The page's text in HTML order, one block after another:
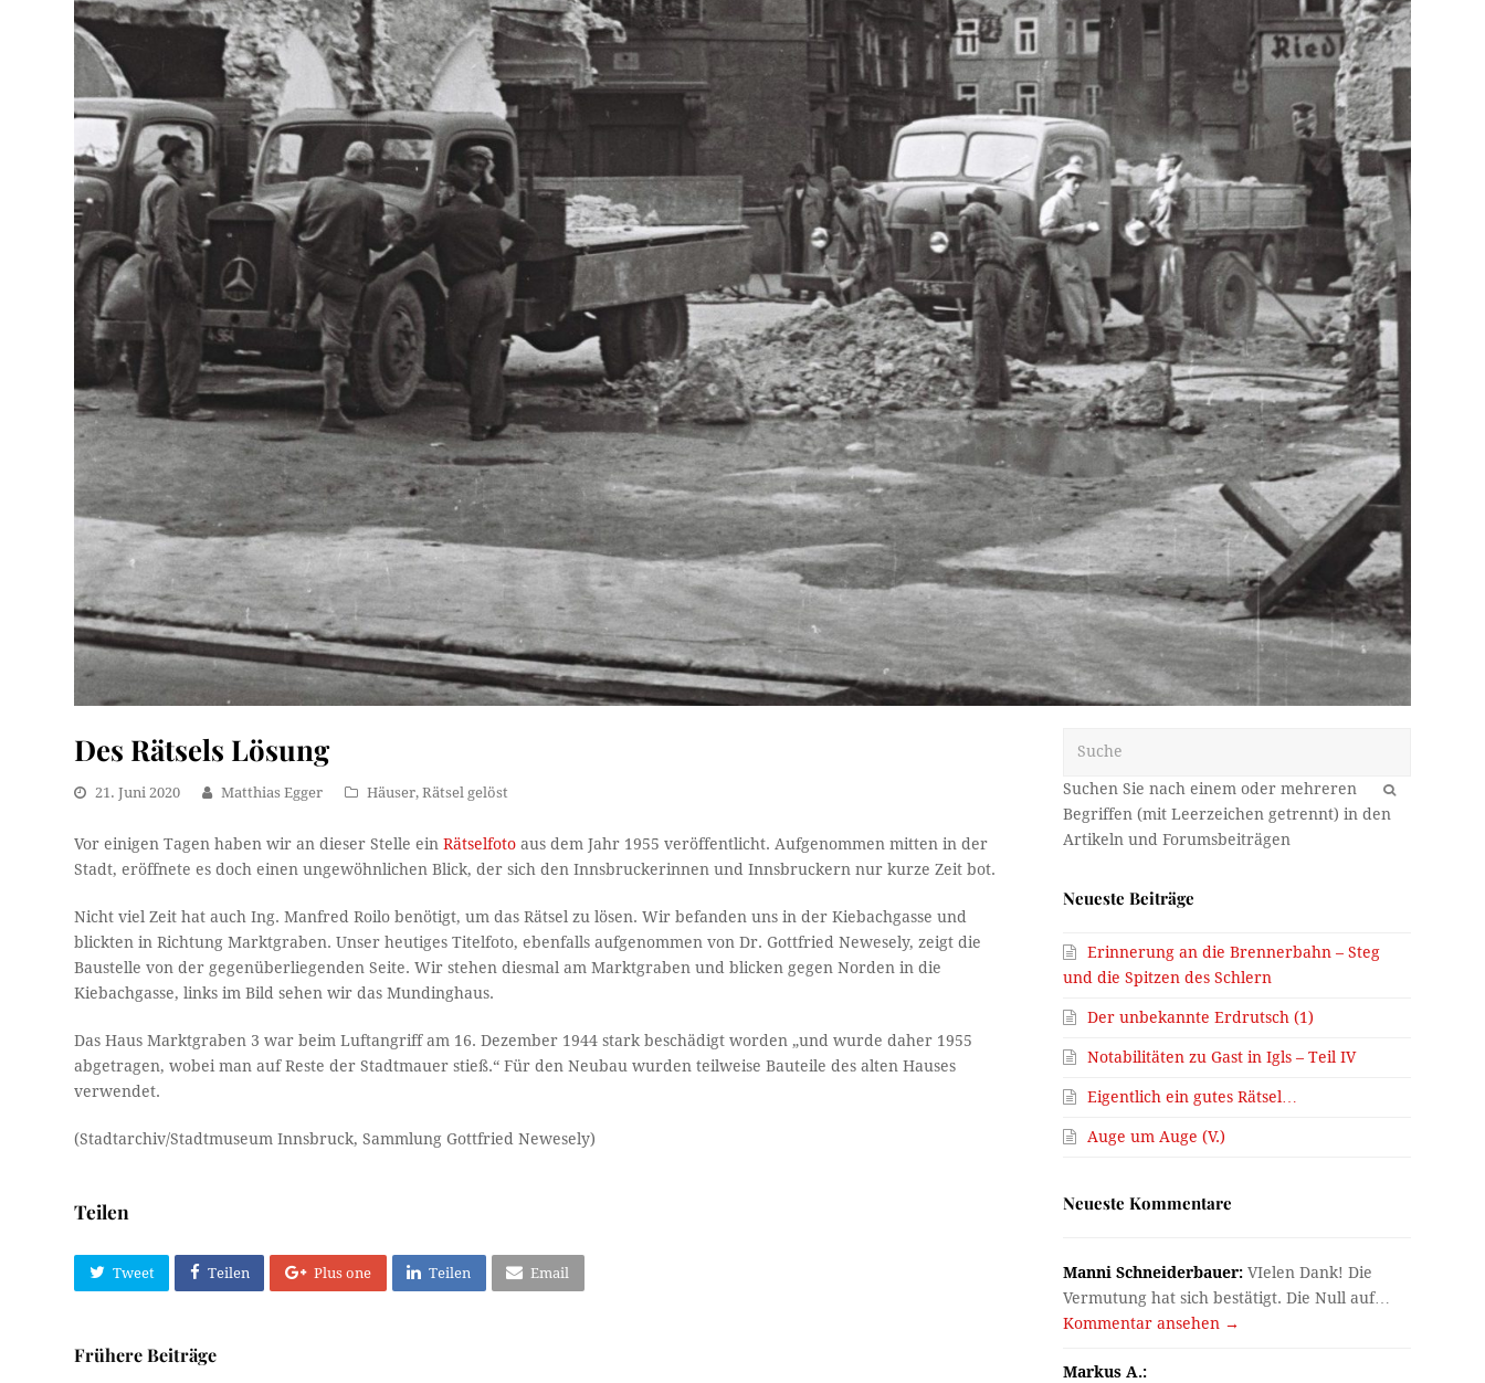
Des Rätsels Lösung
21. Juni 2020 Matthias Egger Häuser,Rätsel gelöst
Vor einigen Tagen haben wir an dieser Stelle einRätselfoto aus dem Jahr 1955 veröffentlicht. Aufgenommen mitten in der
Stadt, eröffnete es doch einen ungewöhnlichen Blick, der sich den Innsbruckerinnen und Innsbruckern nur kurze Zeit bot.
Nicht viel Zeit hat auch Ing. Manfred Roilo benötigt, um das Rätsel zu lösen. Wir befanden uns in der Kiebachgasse und
blickten in Richtung Marktgraben. Unser heutiges Titelfoto, ebenfalls aufgenommen von Dr. Gottfried Newesely, zeigt die
Baustelle von der gegenüberliegenden Seite. Wir stehen diesmal am Marktgraben und blicken gegen Norden in die
Kiebachgasse, links im Bild sehen wir das Mundinghaus.
Das Haus Marktgraben 3 war beim Luftangriff am 16. Dezember 1944 stark beschädigt worden „und wurde daher 1955
abgetragen, wobei man auf Reste der Stadtmauer stieß.“ Für den Neubau wurden teilweise Bauteile des alten Hauses
verwendet.
(Stadtarchiv/Stadtmuseum Innsbruck, Sammlung Gottfried Newesely)
Teilen
Tweet Teilen Plus one Teilen Email
Frühere Beiträge
OK
Neueste Beiträge
Erinnerung an die Brennerbahn – Steg
und die Spitzen des Schlern
Der unbekannte Erdrutsch (1)
Notabilitäten zu Gast in Igls – Teil IV
Eigentlich ein gutes Rätsel…
Auge um Auge (V.)
Neueste Kommentare
Manni Schneiderbauer: VIelen Dank! Die
Vermutung hat sich bestätigt. Die Null auf…
Kommentar ansehen →
Markus A.: